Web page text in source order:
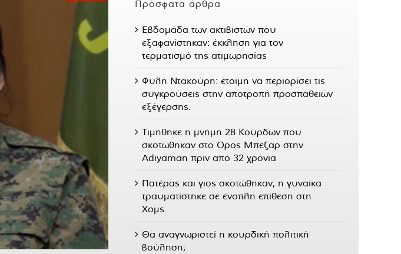
Πρόσφατα άρθρα
Εβδομάδα των ακτιβιστών που
εξαφανίστηκαν: έκκληση για τον
τερματισμό της ατιμωρησίας
Φυλή Ντακούρη: έτοιμη να περιορίσει τις
συγκρούσεις στην αποτροπή προσπαθειών
εξέγερσης.
Τιμήθηκε η μνήμη 28 Κούρδων που
σκοτώθηκαν στο Όρος Μπεζάρ στην
Adıyaman πριν από 32 χρόνια
Πατέρας και γιος σκοτώθηκαν, η γυναίκα
τραυματίστηκε σε ένοπλη επίθεση στη
Χομς.
Θα αναγνωριστεί η κουρδική πολιτική
βούληση;